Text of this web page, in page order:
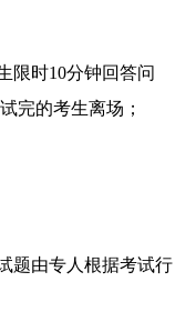
时10分钟回答问
完的考生离场；
由专人根据考试行